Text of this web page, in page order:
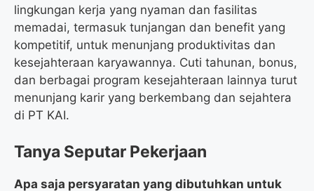
lingkungan kerja yang nyaman dan fasilitas
memadai, termasuk tunjangan dan benefit yang
kompetitif, untuk menunjang produktivitas dan
kesejahteraan karyawannya. Cuti tahunan, bonus,
dan berbagai program kesejahteraan lainnya turut
menunjang karir yang berkembang dan sejahtera
di PT KAI.
Tanya Seputar Pekerjaan
Apa saja persyaratan yang dibutuhkan untuk